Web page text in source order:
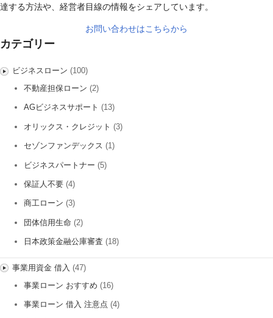
達する方法や、経営者目線の情報をシェアしています。
お問い合わせはこちらから
カテゴリー
ビジネスローン (100)
不動産担保ローン (2)
AGビジネスサポート (13)
オリックス・クレジット (3)
セゾンファンデックス (1)
ビジネスパートナー (5)
保証人不要 (4)
商工ローン (3)
団体信用生命 (2)
日本政策金融公庫審査 (18)
事業用資金 借入 (47)
事業ローン おすすめ (16)
事業ローン 借入 注意点 (4)